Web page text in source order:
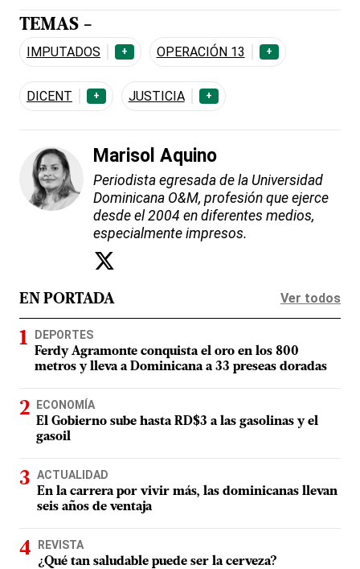
TEMAS -
IMPUTADOS + OPERACIÓN 13 +
DICENT + JUSTICIA +
Marisol Aquino
Periodista egresada de la Universidad
Dominicana O&M, profesión que ejerce
desde el 2004 en diferentes medios,
especialmente impresos.
EN PORTADA Ver todos
DEPORTES
Ferdy Agramonte conquista el oro en los 800
metros y lleva a Dominicana a 33 preseas doradas
ECONOMÍA
El Gobierno sube hasta RD$3 a las gasolinas y el
gasoil
ACTUALIDAD
En la carrera por vivir más, las dominicanas llevan
seis años de ventaja
REVISTA
¿Qué tan saludable puede ser la cerveza?